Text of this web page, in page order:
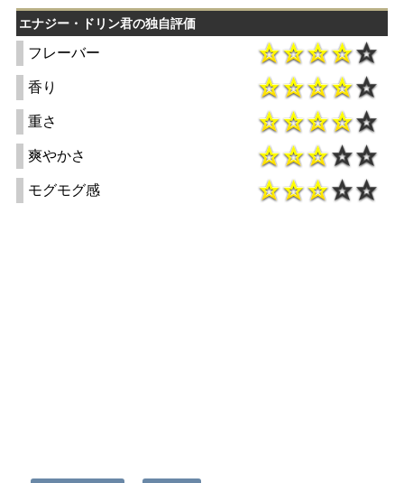
エナジー・ドリン君の独自評価
フレーバー
香り
重さ
爽やかさ
モグモグ感